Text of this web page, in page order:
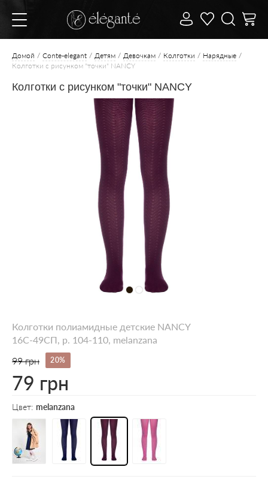
Домой Conte-elegant Детям Девочкам Колготки
Нарядные
Колготки с рисунком "точки" NANCY
Колготки с рисунком "точки" NANCY
Колготки полиамидные детские NANCY
16С-49СП, p. 104-110, melanzana
99 грн
20%
79 грн
Цвет: melanzana